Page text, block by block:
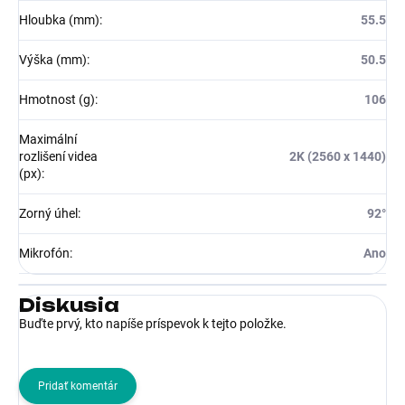
Hloubka (mm): 55.5
Výška (mm): 50.5
Hmotnost (g): 106
Maximální
rozlišení videa
(px):
2K (2560 x 1440)
Zorný úhel : 92°
Mikrofón: Ano
Diskusia
Buďte prvý, kto napíše príspevok k tejto položke.
Pridať komentár